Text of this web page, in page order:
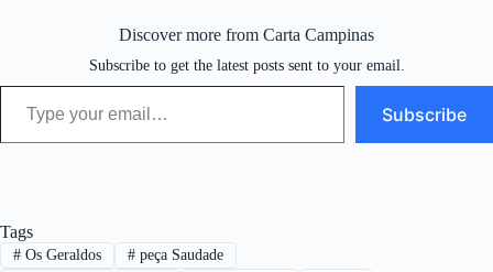
Discover more from Carta Campinas
Subscribe to get the latest posts sent to your email.
Type your email…
Subscribe
Tags
#Os Geraldos #peça Saudade